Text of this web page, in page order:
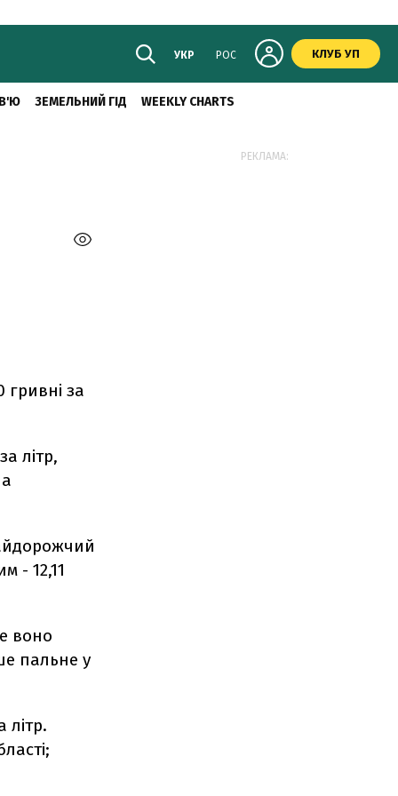
УКР РОС КЛУБ УП
ЗЕМЕЛЬНИЙ ГІД WEEKLY CHARTS
гривні за
літр,
- 12,11
воно
пальне у
літр.
РЕКЛАМА: